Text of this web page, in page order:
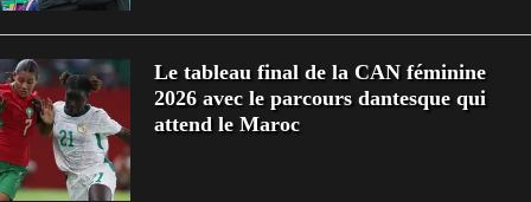
Le tableau final de la CAN féminine
2026 avec le parcours dantesque qui
attend le Maroc